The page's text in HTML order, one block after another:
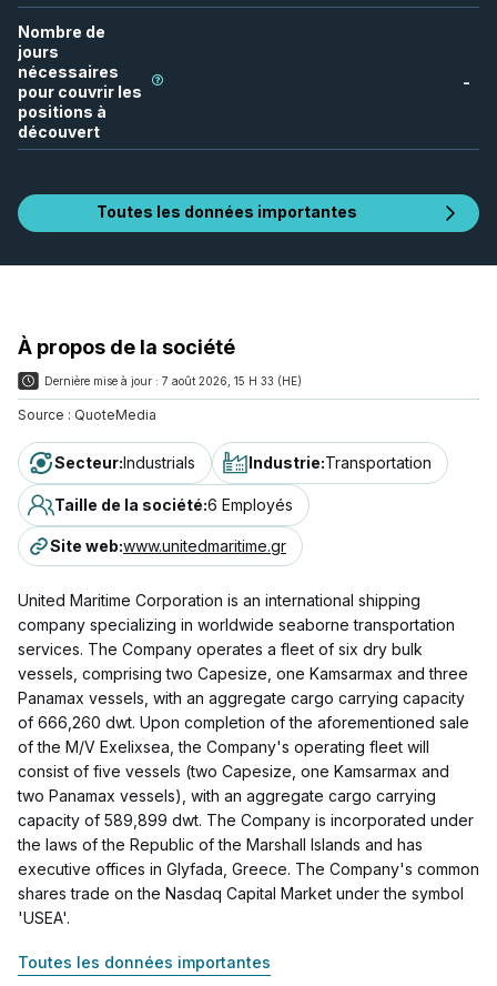
Nombre de
jours
nécessaires
pour couvrir les
positions à
découvert
-
Toutes les données importantes
À propos de la société
Dernière mise à jour : 7 août 2026, 15 H 33 (HE)
Source : QuoteMedia
Secteur:Industrials Industrie:Transportation
Taille de la société:6 Employés
Site web:www.unitedmaritime.gr
United Maritime Corporation is an international shipping
company specializing in worldwide seaborne transportation
services. The Company operates a fleet of six dry bulk
vessels, comprising two Capesize, one Kamsarmax and three
Panamax vessels, with an aggregate cargo carrying capacity
of 666,260 dwt. Upon completion of the aforementioned sale
of the M/V Exelixsea, the Company's operating fleet will
consist of five vessels (two Capesize, one Kamsarmax and
two Panamax vessels), with an aggregate cargo carrying
capacity of 589,899 dwt. The Company is incorporated under
the laws of the Republic of the Marshall Islands and has
executive offices in Glyfada, Greece. The Company's common
shares trade on the Nasdaq Capital Market under the symbol
'USEA'.
Toutes les données importantes